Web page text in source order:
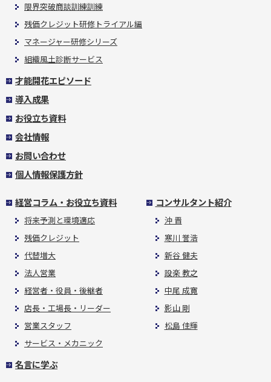
限界突破商談訓練訓練
残価クレジット研修トライアル編
マネージャー研修シリーズ
組織風土診断サービス
才能開花エピソード
導入成果
お役立ち資料
会社情報
お問い合わせ
個人情報保護方針
経営コラム・お役立ち資料
将来予測と環境適応
残価クレジット
代替増大
法人営業
経営者・役員・後継者
店長・工場長・リーダー
営業スタッフ
サービス・メカニック
名言に学ぶ
コンサルタント紹介
沖 晋
寒川 誉浩
新谷 健夫
設楽 教之
中尾 成寛
影山 剛
松島 佳輝